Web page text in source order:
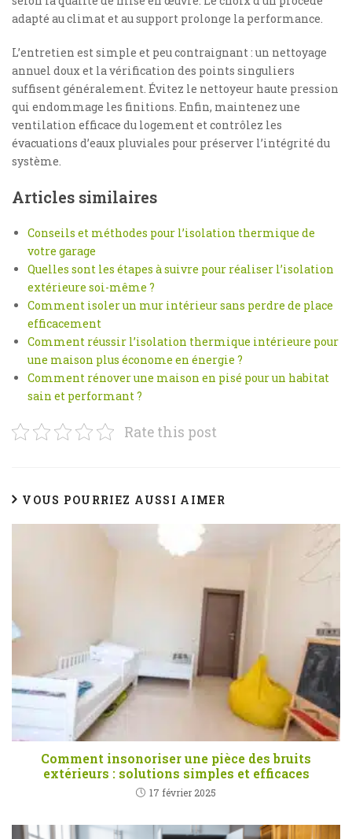
adapté au climat et au support prolonge la performance.
L’entretien est simple et peu contraignant : un nettoyage
annuel doux et la vérification des points singuliers
suffisent généralement. Évitez le nettoyeur haute pression
qui endommage les finitions. Enfin, maintenez une
ventilation efficace du logement et contrôlez les
évacuations d’eaux pluviales pour préserver l’intégrité du
système.
Articles similaires
Conseils et méthodes pour l’isolation thermique de
votre garage
Quelles sont les étapes à suivre pour réaliser l’isolation
extérieure soi-même ?
Comment isoler un mur intérieur sans perdre de place
efficacement
Comment réussir l’isolation thermique intérieure pour
une maison plus économe en énergie ?
Comment rénover une maison en pisé pour un habitat
sain et performant ?
Rate this post
VOUS POURRIEZ AUSSI AIMER
Comment insonoriser une pièce des bruits
extérieurs : solutions simples et efficaces
17 février 2025